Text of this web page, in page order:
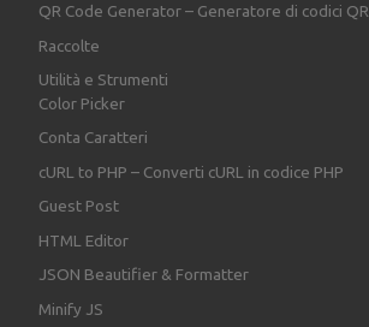
QR Code Generator – Generatore di codici QR
Raccolte
Utilità e Strumenti
Color Picker
Conta Caratteri
cURL to PHP – Converti cURL in codice PHP
Guest Post
HTML Editor
JSON Beautifier & Formatter
Minify JS